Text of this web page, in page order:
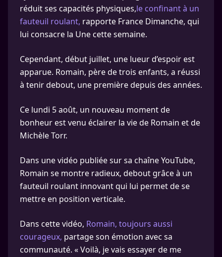
réduit ses capacités physiques,le confinant à un
fauteuil roulant, rapporte France Dimanche, qui
lui consacre la Une cette semaine.
Cependant, début juillet, une lueur d’espoir est
apparue. Romain, père de trois enfants, a réussi
à tenir debout, une première depuis des années.
Ce lundi 5 août, un nouveau moment de
bonheur est venu éclairer la vie de Romain et de
Michèle Torr.
Dans une vidéo publiée sur sa chaîne YouTube,
Romain se montre radieux, debout grâce à un
fauteuil roulant innovant qui lui permet de se
mettre en position verticale.
Dans cette vidéo, Romain, toujours aussi
courageux, partage son émotion avec sa
communauté. « Voilà, je vais essayer de me